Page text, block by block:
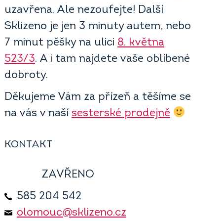
uzavřena. Ale nezoufejte! Další
Sklizeno je jen 3 minuty autem, nebo
7 minut pěšky na ulici 8. května
523/3. A i tam najdete vaše oblíbené
dobroty.
Děkujeme Vám za přízeň a těšíme se
na vás v naší sesterské prodejně
KONTAKT
ZAVŘENO
585 204 542
olomouc@sklizeno.cz